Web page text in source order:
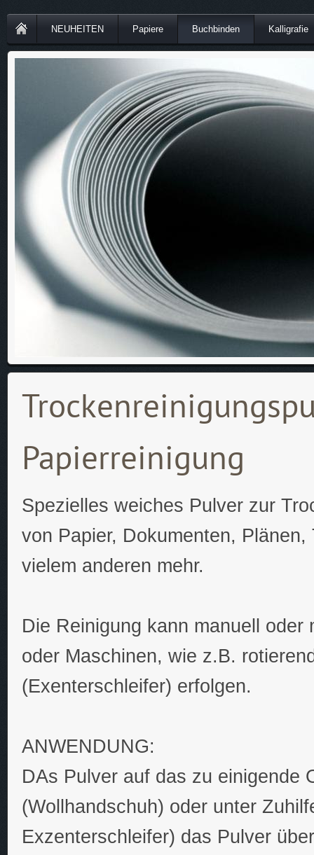
NEUHEITEN Papiere Buchbinden Kalligrafie
Papierreinigung
Spezielles weiches Pulver zur
von Papier, Dokumenten, Plänen,
vielem anderen mehr.
Die Reinigung kann manuell oder
oder Maschinen, wie z.B.
(Exenterschleifer) erfolgen.
ANWENDUNG:
DAs Pulver auf das zu einigende
(Wollhandschuh) oder unter
Exzenterschleifer) das Pulver